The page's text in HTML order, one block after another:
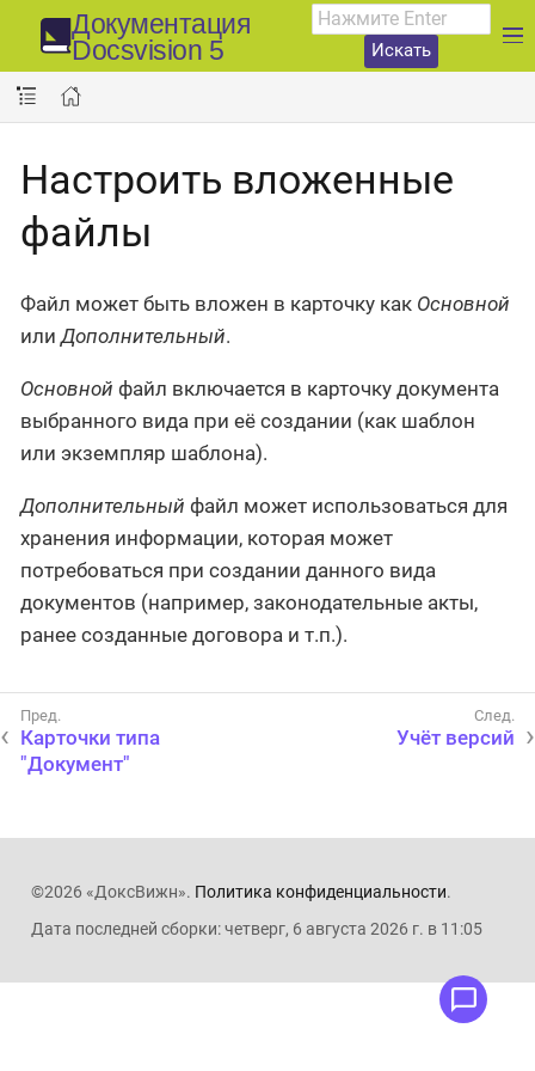
Документация
Docsvision 5
Искать
Настроить вложенные
файлы
Файл может быть вложен в карточку как Основной
илиДополнительный.
Основной файл включается в карточку документа
выбранного вида при её создании (как шаблон
или экземпляр шаблона).
Дополнительный файл может использоваться для
хранения информации, которая может
потребоваться при создании данного вида
документов (например, законодательные акты,
ранее созданные договора и т.п.).
Карточки типа
"Документ"
Учёт версий
©2026 «ДоксВижн». Политика конфиденциальности.
Дата последней сборки: четверг, 6 августа 2026 г. в 11:05